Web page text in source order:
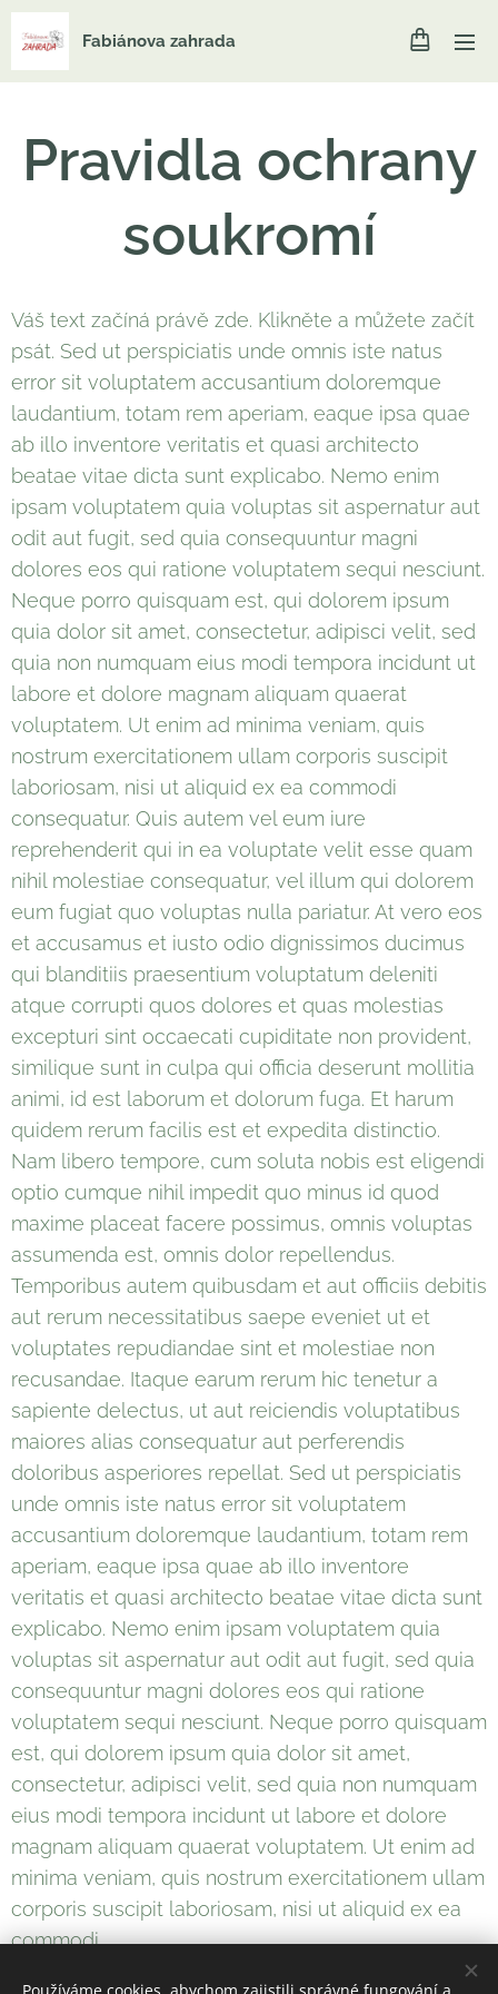
Fabiánova zahrada
Pravidla ochrany
soukromí
Váš text začíná právě zde. Klikněte a můžete začít
psát. Sed ut perspiciatis unde omnis iste natus
error sit voluptatem accusantium doloremque
laudantium, totam rem aperiam, eaque ipsa quae
ab illo inventore veritatis et quasi architecto
beatae vitae dicta sunt explicabo. Nemo enim
ipsam voluptatem quia voluptas sit aspernatur aut
odit aut fugit, sed quia consequuntur magni
dolores eos qui ratione voluptatem sequi nesciunt.
Neque porro quisquam est, qui dolorem ipsum
quia dolor sit amet, consectetur, adipisci velit, sed
quia non numquam eius modi tempora incidunt ut
labore et dolore magnam aliquam quaerat
voluptatem. Ut enim ad minima veniam, quis
nostrum exercitationem ullam corporis suscipit
laboriosam, nisi ut aliquid ex ea commodi
consequatur. Quis autem vel eum iure
reprehenderit qui in ea voluptate velit esse quam
nihil molestiae consequatur, vel illum qui dolorem
eum fugiat quo voluptas nulla pariatur. At vero eos
et accusamus et iusto odio dignissimos ducimus
qui blanditiis praesentium voluptatum deleniti
atque corrupti quos dolores et quas molestias
excepturi sint occaecati cupiditate non provident,
similique sunt in culpa qui officia deserunt mollitia
animi, id est laborum et dolorum fuga. Et harum
quidem rerum facilis est et expedita distinctio.
Nam libero tempore, cum soluta nobis est eligendi
optio cumque nihil impedit quo minus id quod
maxime placeat facere possimus, omnis voluptas
assumenda est, omnis dolor repellendus.
Temporibus autem quibusdam et aut officiis debitis
aut rerum necessitatibus saepe eveniet ut et
voluptates repudiandae sint et molestiae non
recusandae. Itaque earum rerum hic tenetur a
sapiente delectus, ut aut reiciendis voluptatibus
maiores alias consequatur aut perferendis
doloribus asperiores repellat. Sed ut perspiciatis
unde omnis iste natus error sit voluptatem
accusantium doloremque laudantium, totam rem
aperiam, eaque ipsa quae ab illo inventore
veritatis et quasi architecto beatae vitae dicta sunt
explicabo. Nemo enim ipsam voluptatem quia
voluptas sit aspernatur aut odit aut fugit, sed quia
consequuntur magni dolores eos qui ratione
voluptatem sequi nesciunt. Neque porro quisquam
est, qui dolorem ipsum quia dolor sit amet,
consectetur, adipisci velit, sed quia non numquam
eius modi tempora incidunt ut labore et dolore
magnam aliquam quaerat voluptatem. Ut enim ad
minima veniam, quis nostrum exercitationem ullam
corporis suscipit laboriosam, nisi ut aliquid ex ea
commodi.